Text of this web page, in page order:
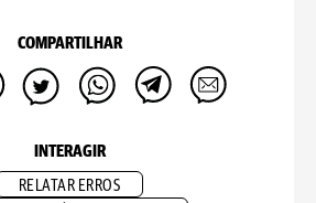
COMPARTILHAR
INTERAGIR
RELATAR ERROS